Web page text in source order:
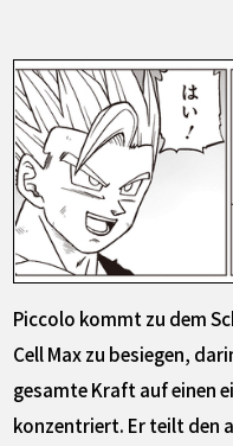
Piccolo kommt zu dem
Cell Max zu besiegen,
gesamte Kraft auf einen
konzentriert. Er teilt den